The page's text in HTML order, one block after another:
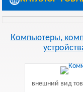
Компьютеры,
внешний вид